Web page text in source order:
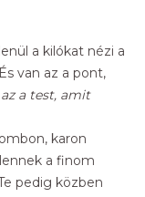
a kilókat nézi a
van az a pont,
a test, amit
karon
a finom
pedig közben